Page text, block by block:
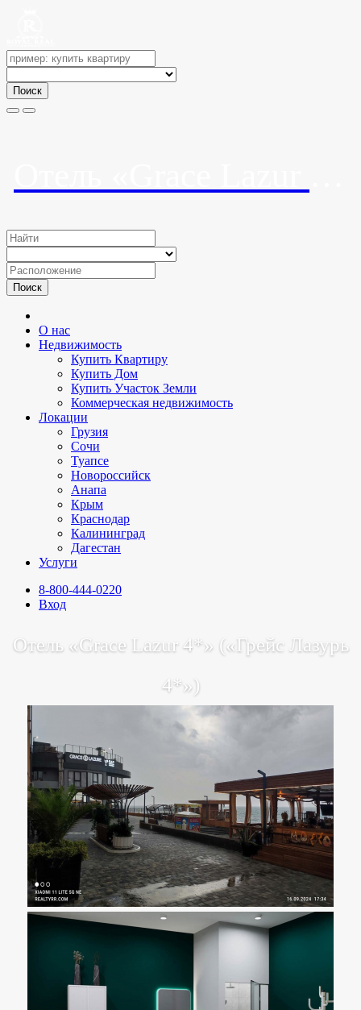
Поиск
Поиск
О нас
Недвижимость
Купить Квартиру
Купить Дом
Купить Участок Земли
Коммерческая недвижимость
Локации
Грузия
Сочи
Туапсе
Новороссийск
Анапа
Крым
Краснодар
Калининград
Дагестан
Услуги
8-800-444-0220
Вход
Отель «Grace Lazur 4*» («Грейс Лазурь
4*»)